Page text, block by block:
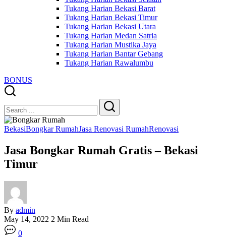
Tukang Harian Bekasi Barat
Tukang Harian Bekasi Timur
Tukang Harian Bekasi Utara
Tukang Harian Medan Satria
Tukang Harian Mustika Jaya
Tukang Harian Bantar Gebang
Tukang Harian Rawalumbu
BONUS
Search
Search
BekasiBongkar RumahJasa Renovasi RumahRenovasi
Jasa Bongkar Rumah Gratis – Bekasi
Timur
By admin
May 14, 2022 2 Min Read
0